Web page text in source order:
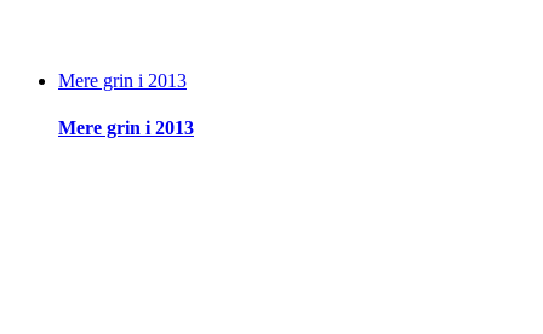
Mere grin i 2013
Mere grin i 2013